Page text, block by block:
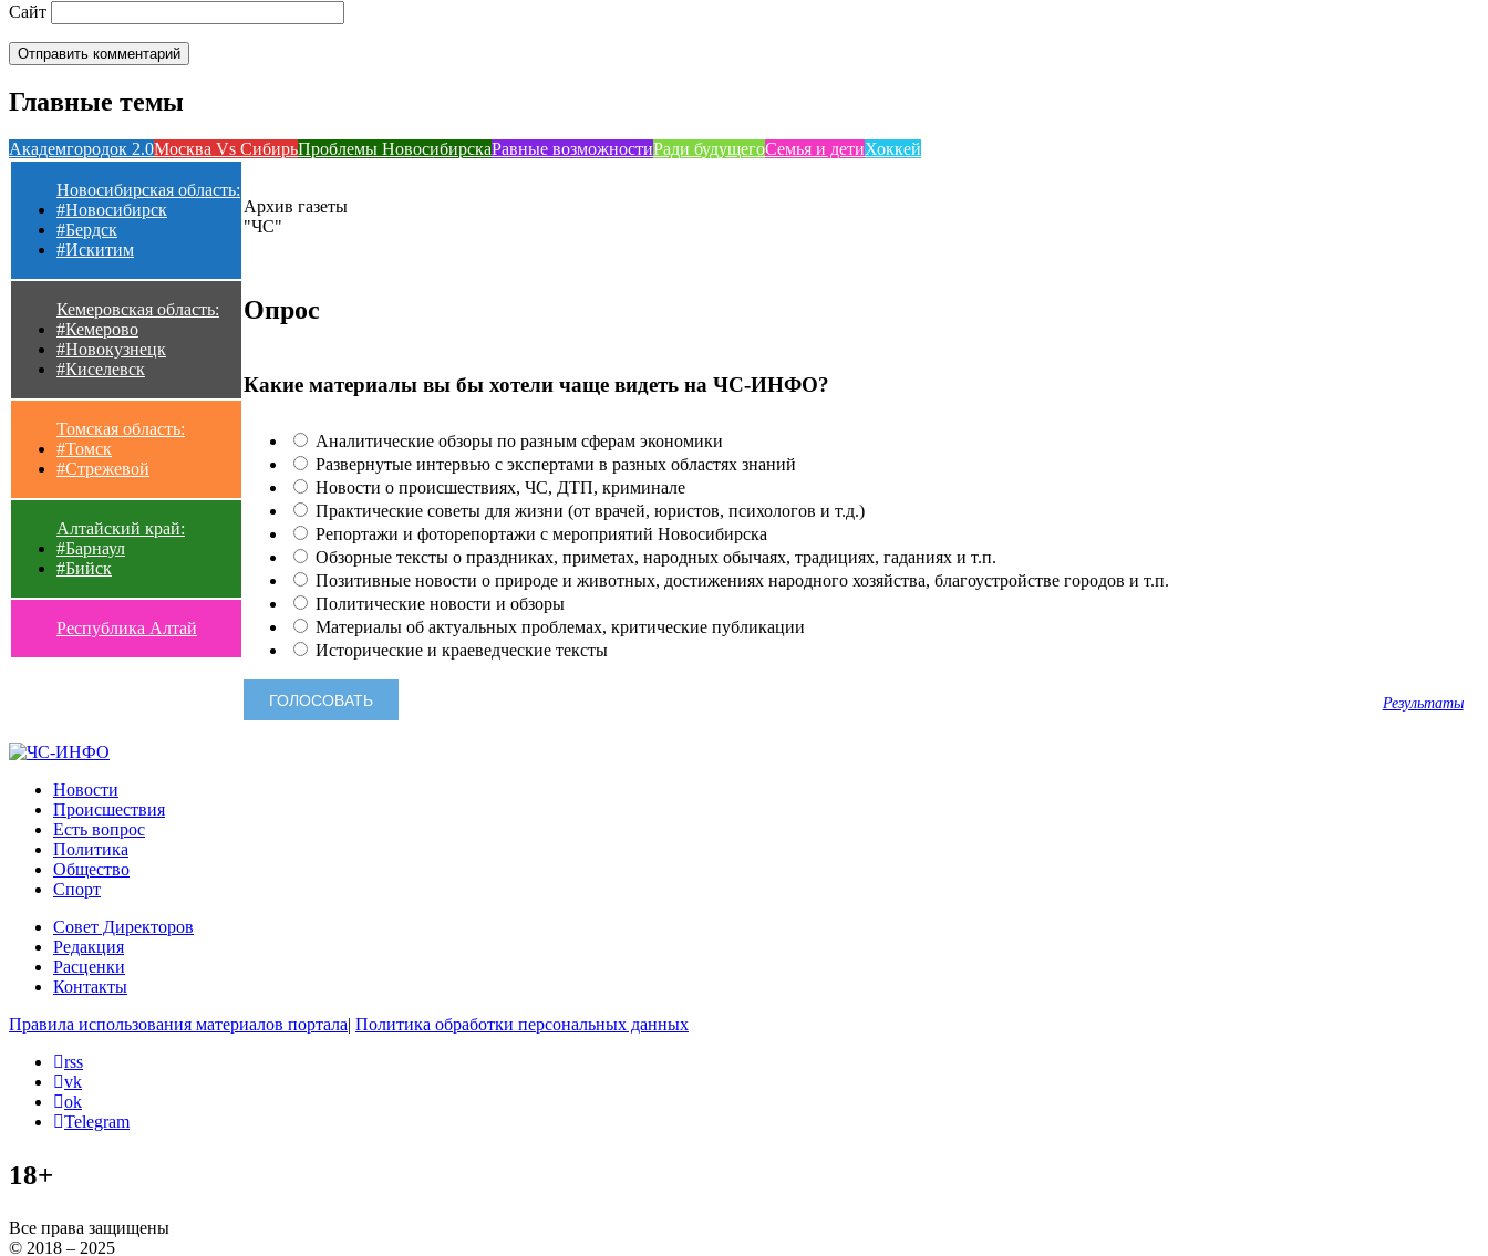
Сайт
Главные темы
Академгородок 2.0Москва Vs СибирьПроблемы НовосибирскаРавные возможностиРади будущегоСемья и детиХоккей
Новосибирская область:
#Новосибирск
#Бердск
#Искитим
Кемеровская область:
#Кемерово
#Новокузнецк
#Киселевск
Томская область:
#Томск
#Стрежевой
Алтайский край:
#Барнаул
#Бийск
Республика Алтай
Архив газеты
"ЧС"
Опрос
Какие материалы вы бы хотели чаще видеть на ЧС-ИНФО?
Аналитические обзоры по разным сферам экономики
Развернутые интервью с экспертами в разных областях знаний
Новости о происшествиях, ЧС, ДТП, криминале
Практические советы для жизни (от врачей, юристов, психологов и т.д.)
Репортажи и фоторепортажи с мероприятий Новосибирска
Обзорные тексты о праздниках, приметах, народных обычаях, традициях, гаданиях и т.п.
Позитивные новости о природе и животных, достижениях народного хозяйства, благоустройстве городов и т.п.
Политические новости и обзоры
Материалы об актуальных проблемах, критические публикации
Исторические и краеведческие тексты
Результаты
Новости
Происшествия
Есть вопрос
Политика
Общество
Спорт
Совет Директоров
Редакция
Расценки
Контакты
Правила использования материалов портала| Политика обработки персональных данных
rss
vk
ok
Telegram
18+
Все права защищены
© 2018 – 2025